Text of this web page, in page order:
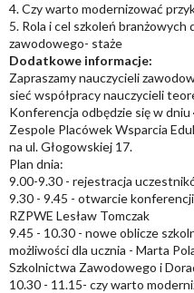
4. Czy warto modernizować
5. Rola i cel szkoleń branżowych
zawodowego- staże
Dodatkowe informacje:
Zapraszamy nauczycieli
sieć współpracy nauczycieli
Konferencja odbędzie się w
Zespole Placówek Wsparcia
na ul. Głogowskiej 17.
Plan dnia:
9.00-9.30 - rejestracja
9.30 - 9.45 - otwarcie
RZPWE Lesław Tomczak
9.45 - 10.30 - nowe oblicze
możliwości dla ucznia - Marta
Szkolnictwa Zawodowego i
10.30 - 11.15- czy warto